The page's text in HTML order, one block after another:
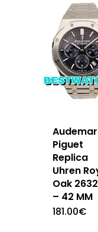
Piguet
Replica
Uhren
Oak
– 42 MM
181.00€